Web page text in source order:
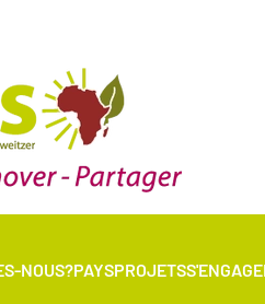
NOUS?PAYSPROJETS